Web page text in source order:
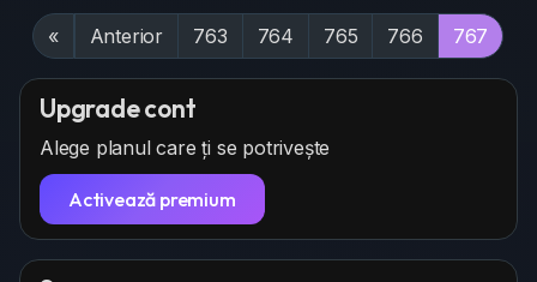
« Anterior 763 764 765 766 767
Upgrade cont
Alege planul care ți se potrivește
Activează premium